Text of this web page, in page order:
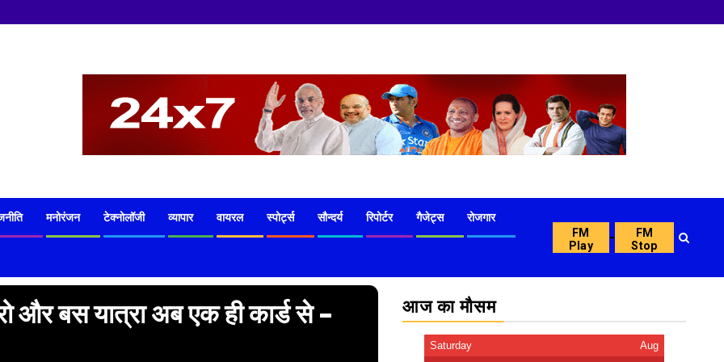
मनोरंजन टेक्नोलॉजी व्यापार वायरल स्पोर्ट्स सौन्दर्य रिपोर्टर गैजेट्स रोजगार
FM
Play
-
FM
Stop
और बस यात्रा अब एक ही कार्ड से –
आज का मौसम
Saturday Aug